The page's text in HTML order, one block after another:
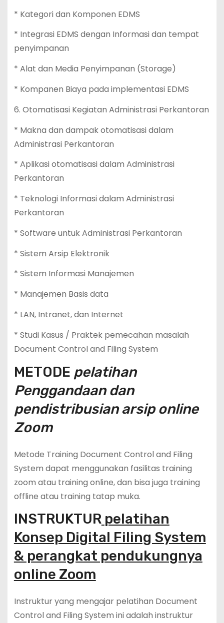
* Kategori dan Komponen EDMS
* Integrasi EDMS dengan Informasi dan tempat
penyimpanan
* Alat dan Media Penyimpanan (Storage)
* Kompanen Biaya pada implementasi EDMS
6. Otomatisasi Kegiatan Administrasi Perkantoran
* Makna dan dampak otomatisasi dalam
Administrasi Perkantoran
* Aplikasi otomatisasi dalam Administrasi
Perkantoran
* Teknologi Informasi dalam Administrasi
Perkantoran
* Software untuk Administrasi Perkantoran
* Sistem Arsip Elektronik
* Sistem Informasi Manajemen
* Manajemen Basis data
* LAN, Intranet, dan Internet
* Studi Kasus / Praktek pemecahan masalah
Document Control and Filing System
METODE pelatihan
Penggandaan dan
pendistribusian arsip online
Zoom
Metode Training Document Control and Filing
System dapat menggunakan fasilitas training
zoom atau training online, dan bisa juga training
offline atau training tatap muka.
INSTRUKTUR pelatihan
Konsep Digital Filing System
& perangkat pendukungnya
online Zoom
Instruktur yang mengajar pelatihan Document
Control and Filing System ini adalah instruktur